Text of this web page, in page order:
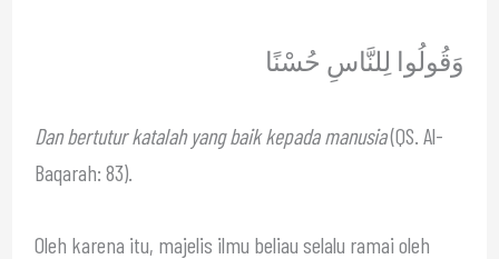
وَقُولُوا لِلنَّاسِ حُسْنًا
Dan bertutur katalah yang baik kepada manusia(QS. Al-
Baqarah: 83).
Oleh karena itu, majelis ilmu beliau selalu ramai oleh